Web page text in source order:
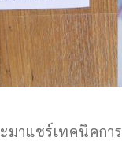
แชร์เทคนิคกา